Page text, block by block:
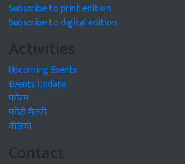
Subscribe to print edition
Subscribe to digital edition
Activities
Upcoming Events
Events Update
फोरम
फोटो गैलरी
वीडियो
Contact